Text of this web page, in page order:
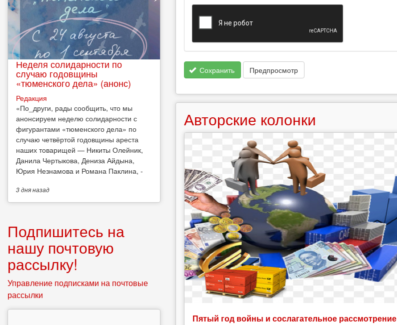
Сохранить Предпросмотр
Авторские колонки
Пятый год войны и сослагательное рассмотрение
Неделя солидарности по
случаю годовщины
«тюменского дела» (анонс)
Редакция
​«По_други, рады сообщить, что мы
анонсируем неделю солидарности с
фигурантами «тюменского дела» по
случаю четвёртой годовщины ареста
наших товарищей — Никиты Олейник,
Данила Чертыкова, Дениза Айдына,
Юрия Незнамова и Романа Паклина, -
3 дняназад
Подпишитесь на
нашу почтовую
рассылку!
Управление подписками на почтовые
рассылки